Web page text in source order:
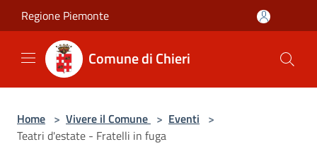
Salta al contenuto principale
Regione Piemonte
Comune di Chieri
Home > Vivere il Comune > Eventi >
Teatri d'estate - Fratelli in fuga